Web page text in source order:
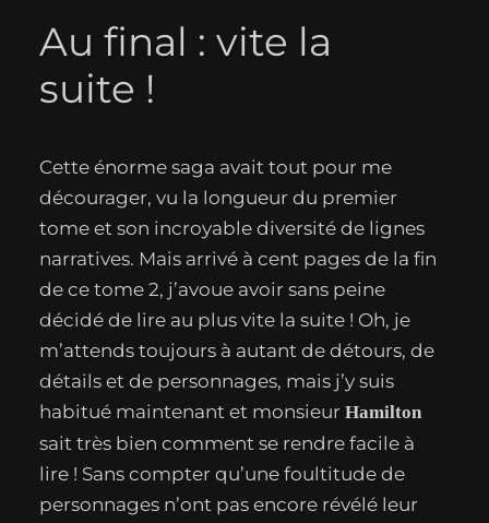
Au final : vite la
suite !
Cette énorme saga avait tout pour me
décourager, vu la longueur du premier
tome et son incroyable diversité de lignes
narratives. Mais arrivé à cent pages de la fin
de ce tome 2, j’avoue avoir sans peine
décidé de lire au plus vite la suite ! Oh, je
m’attends toujours à autant de détours, de
détails et de personnages, mais j’y suis
habitué maintenant et monsieur Hamilton
sait très bien comment se rendre facile à
lire ! Sans compter qu’une foultitude de
personnages n’ont pas encore révélé leur